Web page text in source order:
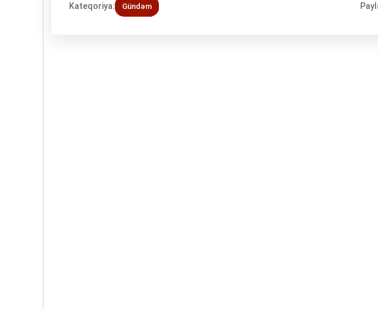
Kateqoriya: Gündəm